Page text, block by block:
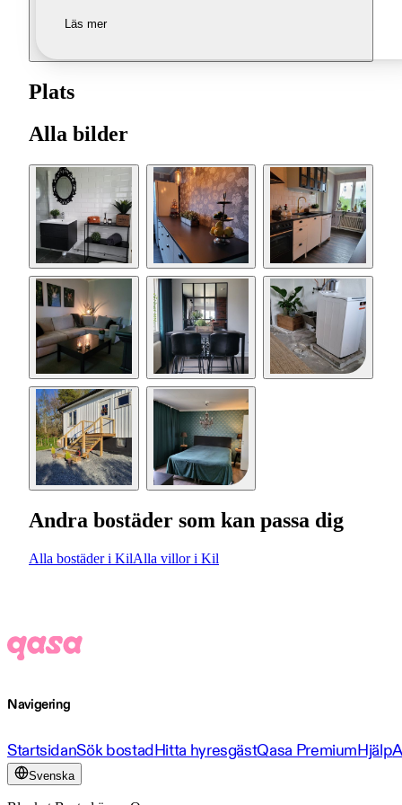
Läs mer
Plats
Alla bilder
Andra bostäder som kan passa dig
Alla bostäder i KilAlla villor i Kil
Navigering
StartsidanSök bostadHitta hyresgästQasa PremiumHjälp
Svenska